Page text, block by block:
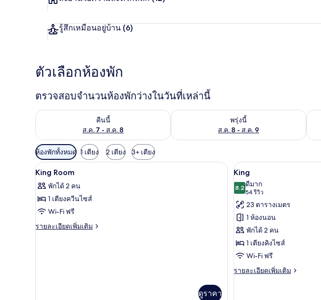
รู้สึกเหมือนอยู่บ้าน (6)
ตัวเลือกห้องพัก
ตรวจสอบจำนวนห้องพักว่างในวันที่เหล่านี้
คืนนี้
ส.ค. 7 - ส.ค. 8
ตรวจสอบจำนวนห้องพักว่างในคืนนี้ ส.ค. 7 - ส.ค. 8
พรุ่งนี้
ส.ค. 8 - ส.ค. 9
ตรวจสอบจำนวนห้องพักว่างในพรุ่งนี้ ส.ค. 8 -
ตร
ตัว
กรอง
ที่
มี
ให้
สำหรับ
ห้อง
ห้องพักทั้งหมด 1 เตียง 2 เตียง 3+ เตียง
เปิด
ภาพถ่าย
ทั้งหมด
ของ
King
ตู้นิรภัยในห้องพัก, โต๊ะทำงาน, เตารีด/โต๊ะรีดผ้า, Wi-Fi ฟรี
4
King Room
พักได้ 2 คน
1 เตียงควีนไซส์
Wi-Fi ฟรี
รายละเอียดเพิ่มเติม
ราย
ดูราคา
เปิด
ภาพถ่าย
ทั้งหมด
ของ
King
5
King
8.28.2 จาก 10
ดีมาก
54 รีวิว
(54
รีวิว)
23 ตารางเมตร
1 ห้องนอน
พักได้ 2 คน
1 เตียงคิงไซส์
Wi-Fi ฟรี
รายละเอียดเพิ่มเติม
ราย